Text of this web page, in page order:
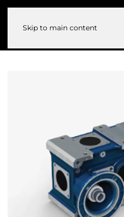
Skip to main content